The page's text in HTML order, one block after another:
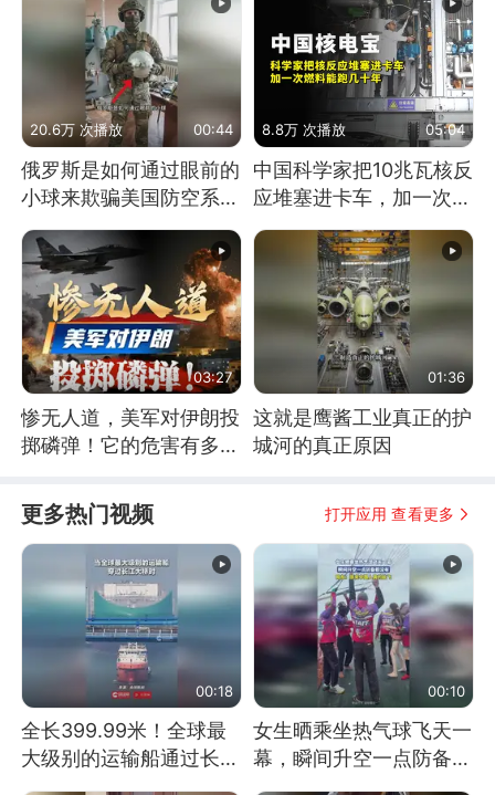
20.6万 次播放 00:44
俄罗斯是如何通过眼前的
小球来欺骗美国防空系统
的
8.8万 次播放 05:04
中国科学家把10兆瓦核反
应堆塞进卡车，加一次燃
料能跑几十年
03:27
惨无人道，美军对伊朗投
掷磷弹！它的危害有多
01:36
这就是鹰酱工业真正的护
城河的真正原因
更多热门视频 打开应用 查看更多
00:18
全长399.99米！全球最
大级别的运输船通过长江
00:10
女生晒乘坐热气球飞天一
幕，瞬间升空一点防备都